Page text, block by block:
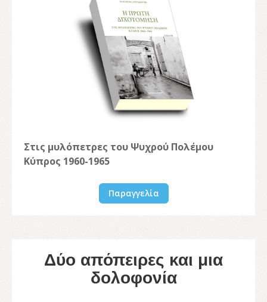
Στις μυλόπετρες του Ψυχρού Πολέμου
Κύπρος 1960-1965
Παραγγελία
Δύο απόπειρες και μια
δολοφονία